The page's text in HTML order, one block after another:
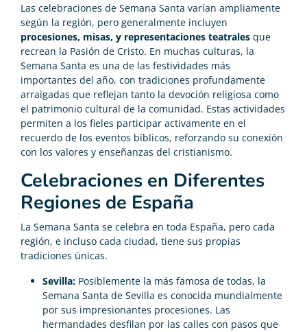
Las celebraciones de Semana Santa varían ampliamente
según la región, pero generalmente incluyen
procesiones, misas, y representaciones teatrales que
recrean la Pasión de Cristo. En muchas culturas, la
Semana Santa es una de las festividades más
importantes del año, con tradiciones profundamente
arraigadas que reflejan tanto la devoción religiosa como
el patrimonio cultural de la comunidad. Estas actividades
permiten a los fieles participar activamente en el
recuerdo de los eventos bíblicos, reforzando su conexión
con los valores y enseñanzas del cristianismo.
Celebraciones en Diferentes
Regiones de España
La Semana Santa se celebra en toda España, pero cada
región, e incluso cada ciudad, tiene sus propias
tradiciones únicas.
Sevilla: Posiblemente la más famosa de todas, la
Semana Santa de Sevilla es conocida mundialmente
por sus impresionantes procesiones. Las
hermandades desfilan por las calles con pasos que